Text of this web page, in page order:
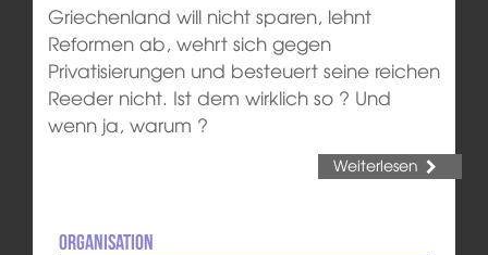
Griechenland will nicht sparen, lehnt
Reformen ab, wehrt sich gegen
Privatisierungen und besteuert seine reichen
Reeder nicht. Ist dem wirklich so ? Und
wenn ja, warum ?
Weiterlesen
Organisation